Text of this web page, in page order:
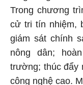
Trong chương
cử tri tín nhiệm,
giám sát chính
nông dân;
trường; thúc đẩy
công nghệ cao.